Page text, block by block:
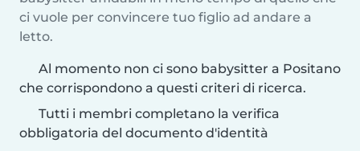
ci vuole per convincere tuo figlio ad andare a
letto.
Al momento non ci sono babysitter a Positano
che corrispondono a questi criteri di ricerca.
Tutti i membri completano la verifica
obbligatoria del documento d'identità